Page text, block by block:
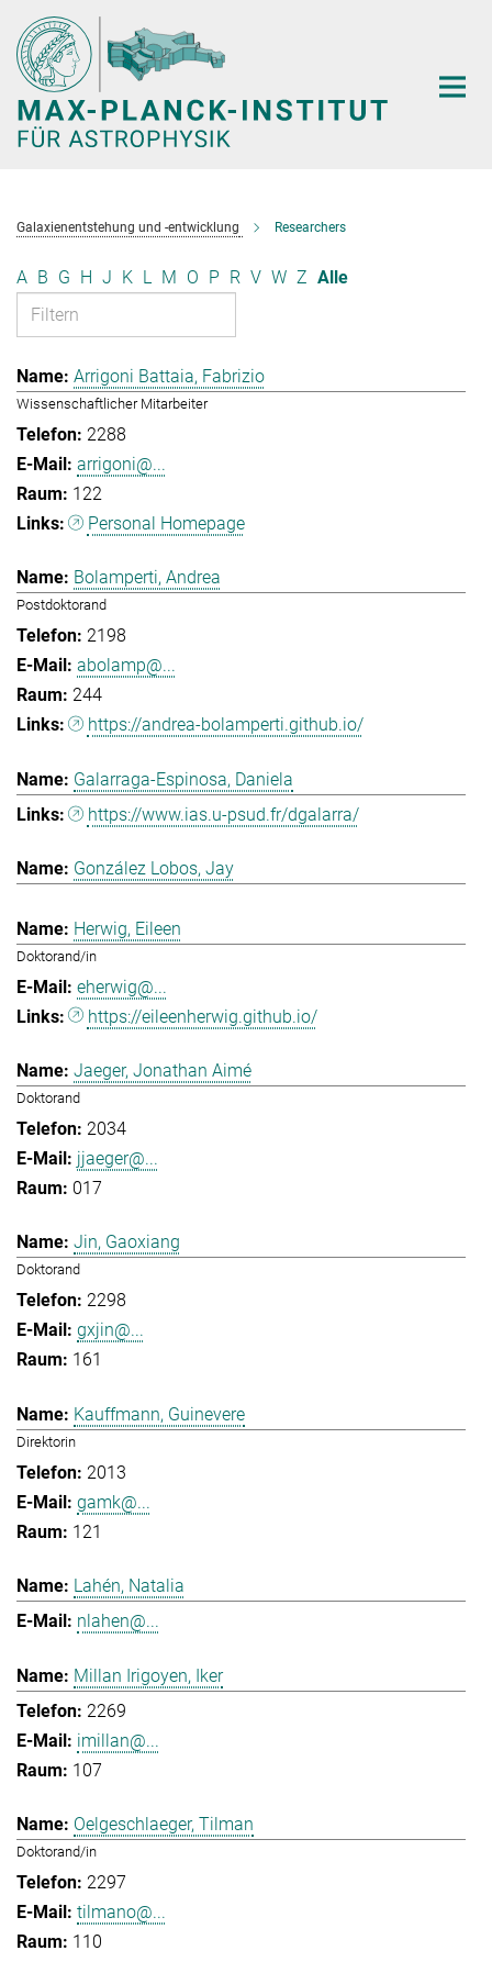
Hauptinhalt
Galaxienentstehung und -entwicklung Researchers
A B G H J K L M O P R V W Z Alle
Arrigoni Battaia, Fabrizio
Wissenschaftlicher Mitarbeiter
2288
arrigoni@...
122
Personal Homepage
Bolamperti, Andrea
Postdoktorand
2198
abolamp@...
244
https://andrea-bolamperti.github.io/
Galarraga-Espinosa, Daniela
https://www.ias.u-psud.fr/dgalarra/
González Lobos, Jay
Herwig, Eileen
Doktorand/in
eherwig@...
https://eileenherwig.github.io/
Jaeger, Jonathan Aimé
Doktorand
2034
jjaeger@...
017
Jin, Gaoxiang
Doktorand
2298
gxjin@...
161
Kauffmann, Guinevere
Direktorin
2013
gamk@...
121
Lahén, Natalia
nlahen@...
Millan Irigoyen, Iker
2269
imillan@...
107
Oelgeschlaeger, Tilman
Doktorand/in
2297
tilmano@...
110